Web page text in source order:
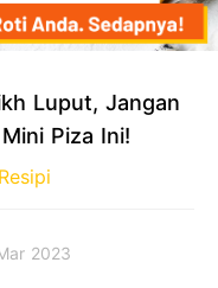
Luput, Jangan
Piza Ini!
Resipi
2023